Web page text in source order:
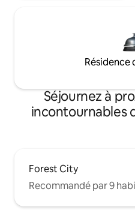
Résidence
Séjournez à
incontournables
Forest City
Recommandé par 9